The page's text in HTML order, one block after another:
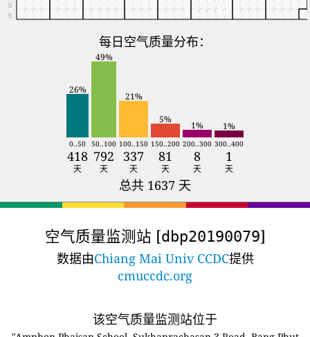
S
S
每日空气质量分布：
26%
49%
21%
5%
1% 1%
0..50 50..100 100..150 150..200 200..300 300..400
418 792 337 81 8 1
天 天 天 天 天 天
总共 1637 天
空气质量监测站 [dbp20190079]
数据由Chiang Mai Univ CCDC提供
cmuccdc.org
该空气质量监测站位于